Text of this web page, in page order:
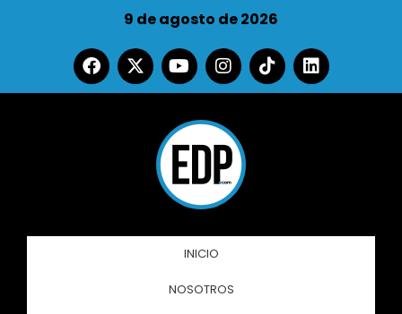
9 de agosto de 2026
INICIO
NOSOTROS